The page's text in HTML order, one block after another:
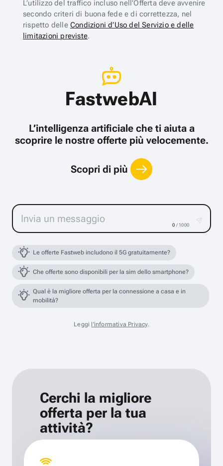
L’utilizzo del traffico incluso nell’Offerta deve avvenire
secondo criteri di buona fede e di correttezza, nel
rispetto delle Condizioni d’Uso del Servizio e delle
limitazioni previste.
FastwebAI
L’intelligenza artificiale che ti aiuta a
scoprire le nostre offerte più velocemente.
Scopri di più
0 / 1000
Le offerte Fastweb includono il 5G gratuitamente?
Che offerte sono disponibili per la sim dello smartphone?
Qual è la migliore offerta per la connessione a casa e in
mobilità?
Leggi l'informativa Privacy.
Cerchi la migliore
offerta per la tua
attività?